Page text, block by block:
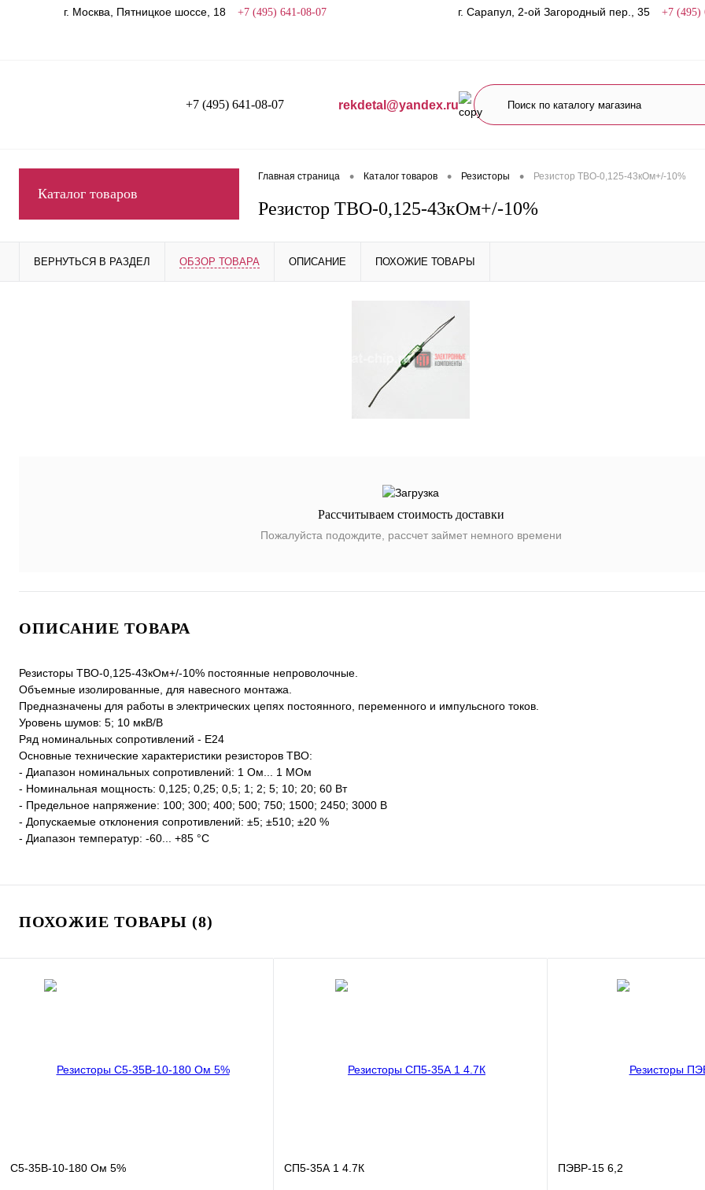
г. Москва, Пятницкое шоссе, 18 +7 (495) 641-08-07 г. Сарапул, 2-ой Загородный пер., 35 +7 (495)
+7 (495) 641-08-07 rekdetal@yandex.ru
Каталог товаров
Главная страница • Каталог товаров • Резисторы • Резистор ТВО-0,125-43кОм+/-10%
Резистор ТВО-0,125-43кОм+/-10%
ВЕРНУТЬСЯ В РАЗДЕЛ ОБЗОР ТОВАРА ОПИСАНИЕ ПОХОЖИЕ ТОВАРЫ
Рассчитываем стоимость доставки
Пожалуйста подождите, рассчет займет немного времени
ОПИСАНИЕ ТОВАРА
Резисторы ТВО-0,125-43кОм+/-10% постоянные непроволочные.
Объемные изолированные, для навесного монтажа.
Предназначены для работы в электрических цепях постоянного, переменного и импульсного токов.
Уровень шумов: 5; 10 мкВ/В
Ряд номинальных сопротивлений - Е24
Основные технические характеристики резисторов ТВО:
- Диапазон номинальных сопротивлений: 1 Ом... 1 МОм
- Номинальная мощность: 0,125; 0,25; 0,5; 1; 2; 5; 10; 20; 60 Вт
- Предельное напряжение: 100; 300; 400; 500; 750; 1500; 2450; 3000 В
- Допускаемые отклонения сопротивлений: ±5; ±510; ±20 %
- Диапазон температур: -60... +85 °С
ПОХОЖИЕ ТОВАРЫ (8)
С5-35В-10-180 Ом 5% СП5-35А 1 4.7К ПЭВР-15 6,2